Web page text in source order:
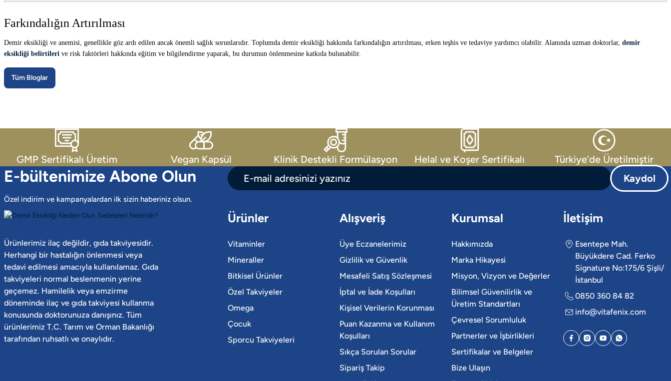
Farkındalığın Artırılması
Demir eksikliği ve anemisi, genellikle göz ardı edilen ancak önemli sağlık sorunlarıdır. Toplumda demir eksikliği hakkında farkındalığın artırılması, erken teşhis ve tedaviye yardımcı olabilir. Alanında uzman doktorlar, demir
eksikliği belirtileri ve risk faktörleri hakkında eğitim ve bilgilendirme yaparak, bu durumun önlenmesine katkıda bulunabilir.
Tüm Bloglar
GMP Sertifikalı Üretim Vegan Kapsül Klinik Destekli Formülasyon Helal ve Koşer Sertifikalı Türkiye’de Üretilmiştir
E-bültenimize Abone Olun
Özel indirim ve kampanyalardan ilk sizin haberiniz olsun.
Kaydol
Ürünlerimiz ilaç değildir, gıda takviyesidir.
Herhangi bir hastalığın önlenmesi veya
tedavi edilmesi amacıyla kullanılamaz. Gıda
takviyeleri normal beslenmenin yerine
geçemez. Hamilelik veya emzirme
döneminde ilaç ve gıda takviyesi kullanma
konusunda doktorunuza danışınız. Tüm
ürünlerimiz T.C. Tarım ve Orman Bakanlığı
tarafından ruhsatlı ve onaylıdır.
Ürünler
Vitaminler
Mineraller
Bitkisel Ürünler
Özel Takviyeler
Omega
Çocuk
Sporcu Takviyeleri
Alışveriş
Üye Eczanelerimiz
Gizlilik ve Güvenlik
Mesafeli Satış Sözleşmesi
İptal ve İade Koşulları
Kişisel Verilerin Korunması
Puan Kazanma ve Kullanım
Koşulları
Sıkça Sorulan Sorular
Sipariş Takip
Kurumsal
Hakkımızda
Marka Hikayesi
Misyon, Vizyon ve Değerler
Bilimsel Güvenilirlik ve
Üretim Standartları
Çevresel Sorumluluk
Partnerler ve İşbirlikleri
Sertifikalar ve Belgeler
Bize Ulaşın
İletişim
Esentepe Mah.
Büyükdere Cad. Ferko
Signature No:175/6 Şişli/
İstanbul
0850 360 84 82
info@vitafenix.com